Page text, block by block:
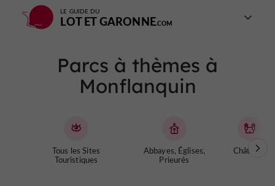
LE GUIDE DU
LOT ET GARONNE
Parcs à thèmes à
Monflanquin
Tous les Sites
Touristiques
Abbayes, Églises,
Prieurés
Châteaux